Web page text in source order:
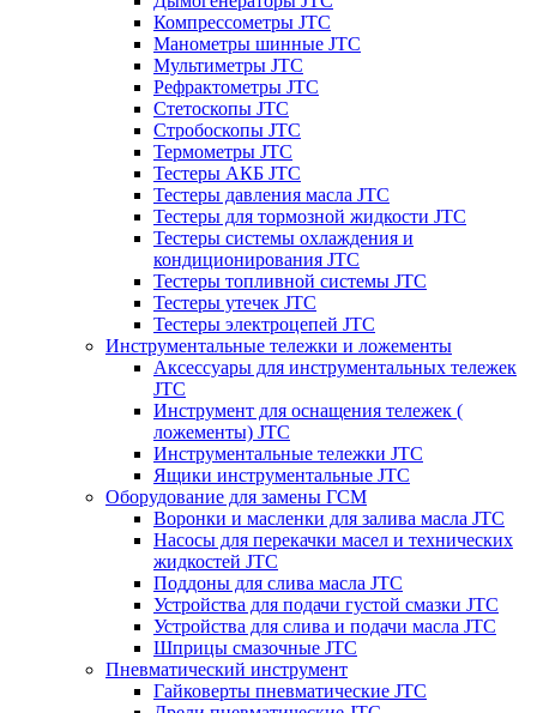
Компрессометры JTC
Манометры шинные JTC
Мультиметры JTC
Рефрактометры JTC
Стетоскопы JTC
Стробоскопы JTC
Термометры JTC
Тестеры АКБ JTC
Тестеры давления масла JTC
Тестеры для тормозной жидкости JTC
Тестеры системы охлаждения и
кондиционирования JTC
Тестеры топливной системы JTC
Тестеры утечек JTC
Тестеры электроцепей JTC
Инструментальные тележки и ложементы
Аксессуары для инструментальных тележек
JTC
Инструмент для оснащения тележек (
ложементы) JTC
Инструментальные тележки JTC
Ящики инструментальные JTC
Оборудование для замены ГСМ
Воронки и масленки для залива масла JTC
Насосы для перекачки масел и технических
жидкостей JTC
Поддоны для слива масла JTC
Устройства для подачи густой смазки JTC
Устройства для слива и подачи масла JTC
Шприцы смазочные JTC
Пневматический инструмент
Гайковерты пневматические JTC